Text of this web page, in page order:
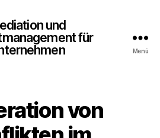
und
für
Menü
von